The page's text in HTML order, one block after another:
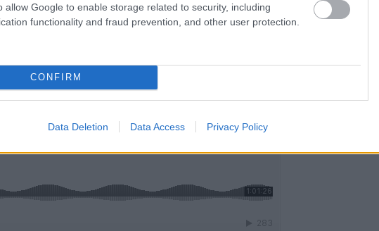
allow Google to enable storage related to security, including
functionality and fraud prevention, and other user protection.
CONFIRM
Data Deletion Data Access Privacy Policy
találja magát, ahol az egyik fél egy bolygójukat sújtó
az Enterprise sorozatA szent királyság(Chosen
egy polgárháborúba szeretnék bevonni Archer
a gömbimádó fanatikusok tervei.
további érdekességekről és magyar szinkronos
hallhatsz:
Feedek
bejegyzések,